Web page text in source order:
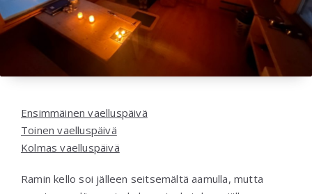
Ensimmäinen vaelluspäivä
Toinen vaelluspäivä
Kolmas vaelluspäivä
Ramin kello soi jälleen seitsemältä aamulla, mutta